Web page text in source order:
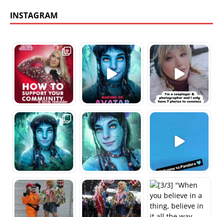
INSTAGRAM